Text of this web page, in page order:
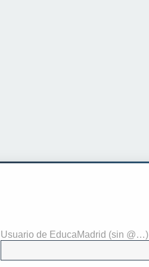
Identificarse
Usuario de EducaMadrid (sin @…)